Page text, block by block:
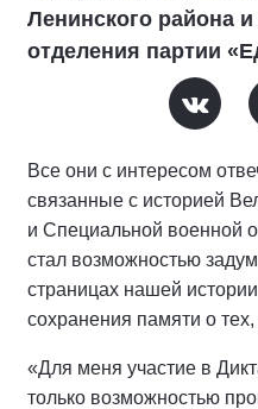
Ленинского района
отделения партии
Все они с интересом
связанные с историей
и Специальной военной
стал возможностью
страницах нашей
сохранения памяти о
«Для меня участие в
только возможностью